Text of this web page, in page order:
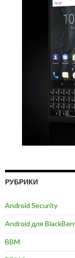
РУБРИКИ
Android Security
Android для
BBM